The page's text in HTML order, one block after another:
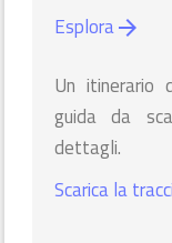
Esploraarrow_forward
Un itinerario
guida da
dettagli.
Scarica la